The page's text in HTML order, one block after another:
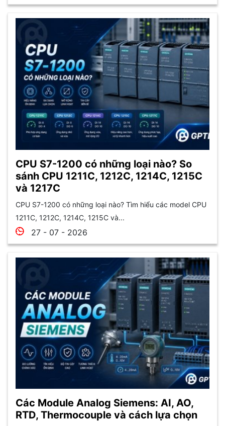
CPU S7-1200 có những loại nào? So
sánh CPU 1211C, 1212C, 1214C, 1215C
và 1217C
CPU S7-1200 có những loại nào? Tìm hiểu các model CPU
1211C, 1212C, 1214C, 1215C và...
27 - 07 - 2026
Các Module Analog Siemens: AI, AO,
RTD, Thermocouple và cách lựa chọn